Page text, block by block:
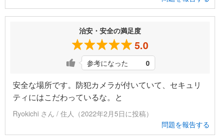
治安・安全の満足度
5.0
参考になった 0
安全な場所です。防犯カメラが付いていて、セキュリ
ティにはこだわっているな。と
Ryokichi さん / 住人（2022年2月5日に投稿）
問題を報告する